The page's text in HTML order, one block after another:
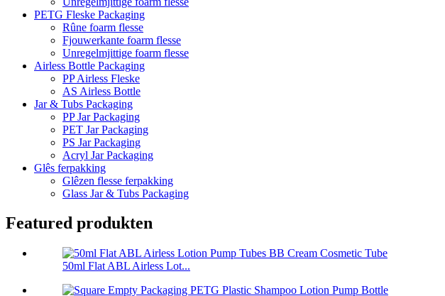
PETG Fleske Packaging
Rûne foarm flesse
Fjouwerkante foarm flesse
Unregelmjittige foarm flesse
Airless Bottle Packaging
PP Airless Fleske
AS Airless Bottle
Jar & Tubs Packaging
PP Jar Packaging
PET Jar Packaging
PS Jar Packaging
Acryl Jar Packaging
Glês ferpakking
Glêzen flesse ferpakking
Glass Jar & Tubs Packaging
Featured produkten
50ml Flat ABL Airless Lot...